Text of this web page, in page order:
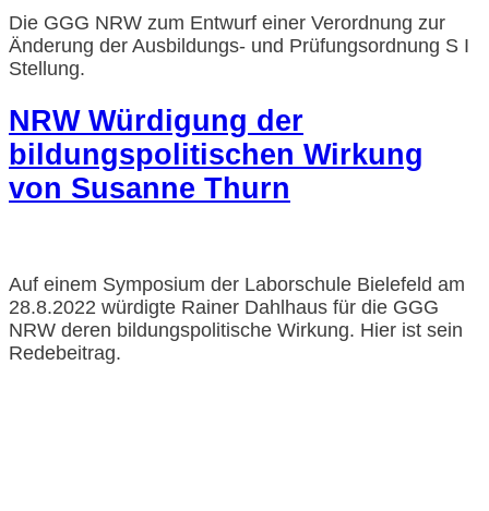
Die GGG NRW zum Entwurf einer Verordnung zur
Änderung der Ausbildungs- und Prüfungsordnung S I
Stellung.
NRW Würdigung der
bildungspolitischen Wirkung
von Susanne Thurn
Auf einem Symposium der Laborschule Bielefeld am
28.8.2022 würdigte Rainer Dahlhaus für die GGG
NRW deren bildungspolitische Wirkung. Hier ist sein
Redebeitrag.